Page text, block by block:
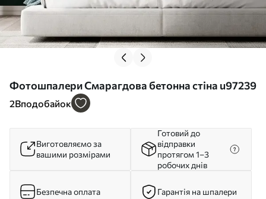
Фотошпалери Смарагдова бетонна стіна u97239
2Вподобайок
Виготовляємо за
вашими розмірами
Готовий до
відправки
протягом 1–3
робочих днів
Безпечна оплата Гарантія на шпалери